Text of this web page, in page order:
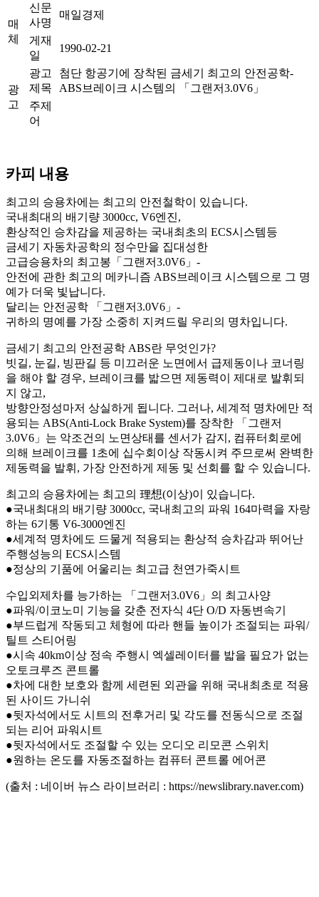
매
체
신문
사명
매일경제
게재
일
1990-02-21
광
고
광고
제목
첨단 항공기에 장착된 금세기 최고의 안전공학-
ABS브레이크 시스템의 「그랜저3.0V6」
주제
어
카피 내용
최고의 승용차에는 최고의 안전철학이 있습니다.
국내최대의 배기량 3000cc, V6엔진,
환상적인 승차감을 제공하는 국내최초의 ECS시스템등
금세기 자동차공학의 정수만을 집대성한
고급승용차의 최고봉「그랜저3.0V6」-
안전에 관한 최고의 메카니즘 ABS브레이크 시스템으로 그 명
예가 더욱 빛납니다.
달리는 안전공학 「그랜저3.0V6」-
귀하의 명예를 가장 소중히 지켜드릴 우리의 명차입니다.
금세기 최고의 안전공학 ABS란 무엇인가?
빗길, 눈길, 빙판길 등 미끄러운 노면에서 급제동이나 코너링
을 해야 할 경우, 브레이크를 밟으면 제동력이 제대로 발휘되
지 않고,
방향안정성마저 상실하게 됩니다. 그러나, 세계적 명차에만 적
용되는 ABS(Anti-Lock Brake System)를 장착한 「그랜저
3.0V6」는 악조건의 노면상태를 센서가 감지, 컴퓨터회로에
의해 브레이크를 1초에 십수회이상 작동시켜 주므로써 완벽한
제동력을 발휘, 가장 안전하게 제동 및 선회를 할 수 있습니다.
최고의 승용차에는 최고의 理想(이상)이 있습니다.
●국내최대의 배기량 3000cc, 국내최고의 파워 164마력을 자랑
하는 6기통 V6-3000엔진
●세계적 명차에도 드물게 적용되는 환상적 승차감과 뛰어난
주행성능의 ECS시스템
●정상의 기품에 어울리는 최고급 천연가죽시트
수입외제차를 능가하는 「그랜저3.0V6」의 최고사양
●파워/이코노미 기능을 갖춘 전자식 4단 O/D 자동변속기
●부드럽게 작동되고 체형에 따라 핸들 높이가 조절되는 파워/
틸트 스티어링
●시속 40km이상 정속 주행시 엑셀레이터를 밟을 필요가 없는
오토크루즈 콘트롤
●차에 대한 보호와 함께 세련된 외관을 위해 국내최초로 적용
된 사이드 가니쉬
●뒷자석에서도 시트의 전후거리 및 각도를 전동식으로 조절
되는 리어 파워시트
●뒷자석에서도 조절할 수 있는 오디오 리모콘 스위치
●원하는 온도를 자동조절하는 컴퓨터 콘트롤 에어콘
(출처 : 네이버 뉴스 라이브러리 : https://newslibrary.naver.com)